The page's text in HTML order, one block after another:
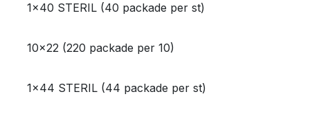
1x40 STERIL (40 packade per st)
10x22 (220 packade per 10)
1x44 STERIL (44 packade per st)